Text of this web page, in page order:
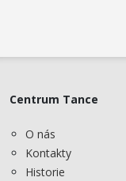
Centrum Tance
O nás
Kontakty
Historie